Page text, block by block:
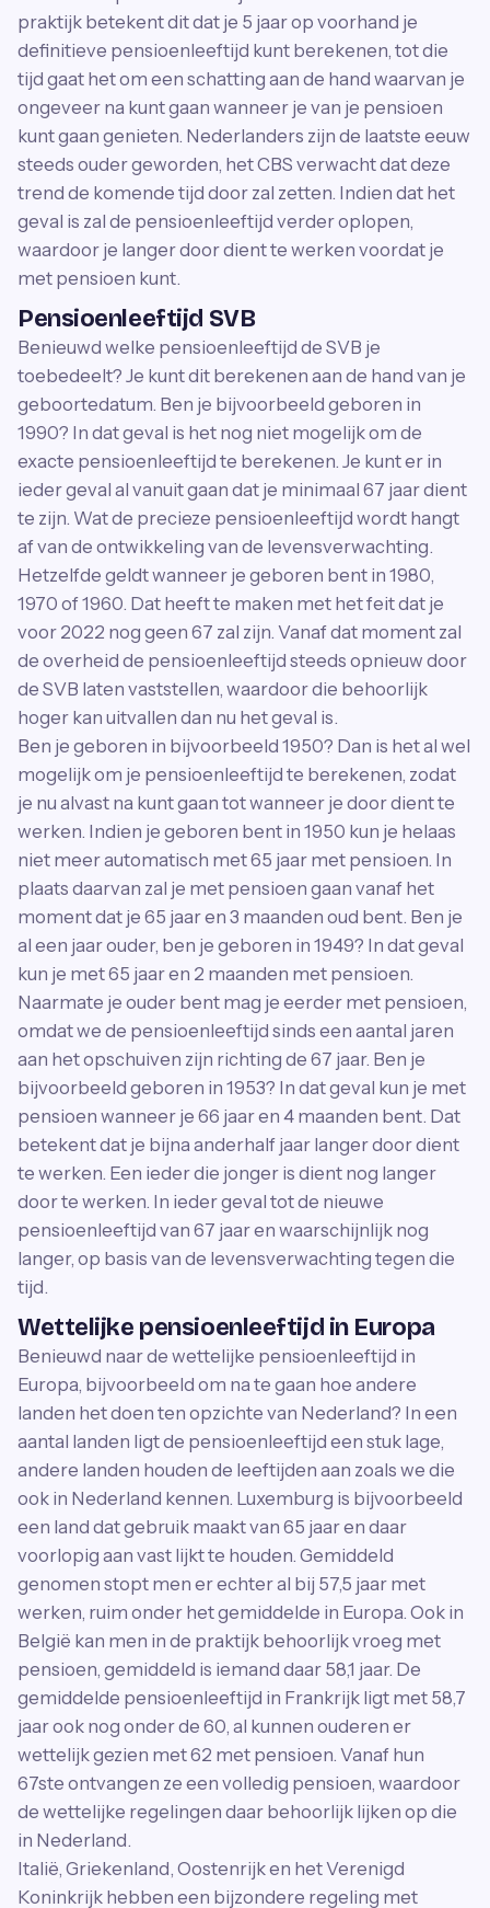
praktijk betekent dit dat je 5 jaar op voorhand je
definitieve pensioenleeftijd kunt berekenen, tot die
tijd gaat het om een schatting aan de hand waarvan je
ongeveer na kunt gaan wanneer je van je pensioen
kunt gaan genieten. Nederlanders zijn de laatste eeuw
steeds ouder geworden, het CBS verwacht dat deze
trend de komende tijd door zal zetten. Indien dat het
geval is zal de pensioenleeftijd verder oplopen,
waardoor je langer door dient te werken voordat je
met pensioen kunt.
Pensioenleeftijd SVB
Benieuwd welke pensioenleeftijd de SVB je
toebedeelt? Je kunt dit berekenen aan de hand van je
geboortedatum. Ben je bijvoorbeeld geboren in
1990? In dat geval is het nog niet mogelijk om de
exacte pensioenleeftijd te berekenen. Je kunt er in
ieder geval al vanuit gaan dat je minimaal 67 jaar dient
te zijn. Wat de precieze pensioenleeftijd wordt hangt
af van de ontwikkeling van de levensverwachting.
Hetzelfde geldt wanneer je geboren bent in 1980,
1970 of 1960. Dat heeft te maken met het feit dat je
voor 2022 nog geen 67 zal zijn. Vanaf dat moment zal
de overheid de pensioenleeftijd steeds opnieuw door
de SVB laten vaststellen, waardoor die behoorlijk
hoger kan uitvallen dan nu het geval is.
Ben je geboren in bijvoorbeeld 1950? Dan is het al wel
mogelijk om je pensioenleeftijd te berekenen, zodat
je nu alvast na kunt gaan tot wanneer je door dient te
werken. Indien je geboren bent in 1950 kun je helaas
niet meer automatisch met 65 jaar met pensioen. In
plaats daarvan zal je met pensioen gaan vanaf het
moment dat je 65 jaar en 3 maanden oud bent. Ben je
al een jaar ouder, ben je geboren in 1949? In dat geval
kun je met 65 jaar en 2 maanden met pensioen.
Naarmate je ouder bent mag je eerder met pensioen,
omdat we de pensioenleeftijd sinds een aantal jaren
aan het opschuiven zijn richting de 67 jaar. Ben je
bijvoorbeeld geboren in 1953? In dat geval kun je met
pensioen wanneer je 66 jaar en 4 maanden bent. Dat
betekent dat je bijna anderhalf jaar langer door dient
te werken. Een ieder die jonger is dient nog langer
door te werken. In ieder geval tot de nieuwe
pensioenleeftijd van 67 jaar en waarschijnlijk nog
langer, op basis van de levensverwachting tegen die
tijd.
Wettelijke pensioenleeftijd in Europa
Benieuwd naar de wettelijke pensioenleeftijd in
Europa, bijvoorbeeld om na te gaan hoe andere
landen het doen ten opzichte van Nederland? In een
aantal landen ligt de pensioenleeftijd een stuk lage,
andere landen houden de leeftijden aan zoals we die
ook in Nederland kennen. Luxemburg is bijvoorbeeld
een land dat gebruik maakt van 65 jaar en daar
voorlopig aan vast lijkt te houden. Gemiddeld
genomen stopt men er echter al bij 57,5 jaar met
werken, ruim onder het gemiddelde in Europa. Ook in
België kan men in de praktijk behoorlijk vroeg met
pensioen, gemiddeld is iemand daar 58,1 jaar. De
gemiddelde pensioenleeftijd in Frankrijk ligt met 58,7
jaar ook nog onder de 60, al kunnen ouderen er
wettelijk gezien met 62 met pensioen. Vanaf hun
67ste ontvangen ze een volledig pensioen, waardoor
de wettelijke regelingen daar behoorlijk lijken op die
in Nederland.
Italië, Griekenland, Oostenrijk en het Verenigd
Koninkrijk hebben een bijzondere regeling met